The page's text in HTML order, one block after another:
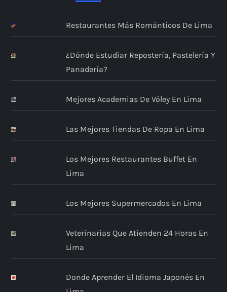
Restaurantes Más Románticos De Lima
¿Dónde Estudiar Repostería, Pastelería Y
Panadería?
Mejores Academias De Vóley En Lima
Las Mejores Tiendas De Ropa En Lima
Los Mejores Restaurantes Buffet En
Lima
Los Mejores Supermercados En Lima
Veterinarias Que Atienden 24 Horas En
Lima
Donde Aprender El Idioma Japonés En